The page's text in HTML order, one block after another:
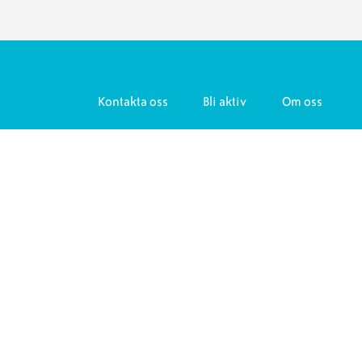
Kontakta oss Bli aktiv Om oss